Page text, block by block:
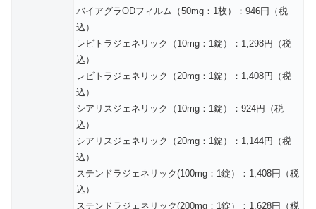
バイアグラODフィルム（50mg：1枚）：946円（税
込）
レビトラジェネリック（10mg：1錠）：1,298円（税
込）
レビトラジェネリック（20mg：1錠）：1,408円（税
込）
シアリスジェネリック（10mg：1錠）：924円（税
込）
シアリスジェネリック（20mg：1錠）：1,144円（税
込）
ステンドラジェネリック(100mg：1錠）：1,408円（税
込）
ステンドラジェネリック(200mg：1錠）：1,628円（税